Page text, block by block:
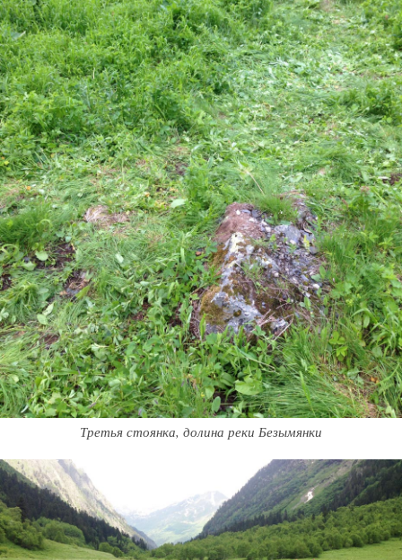
Третья стоянка, долина реки Безымянки